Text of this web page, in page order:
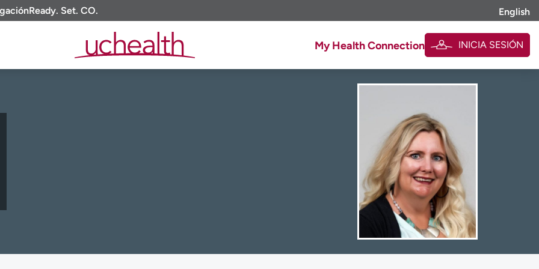
Ready. Set. CO. English
My Health Connection INICIA SESIÓN